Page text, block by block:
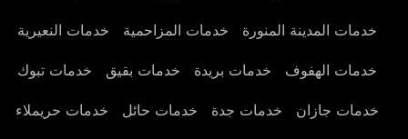
خدمات المدينة المنورة خدمات المزاحمية خدمات النعيرية
خدمات الهفوف خدمات بريدة خدمات بقيق خدمات تبوك
خدمات جازان خدمات جدة خدمات حائل خدمات حريملاء